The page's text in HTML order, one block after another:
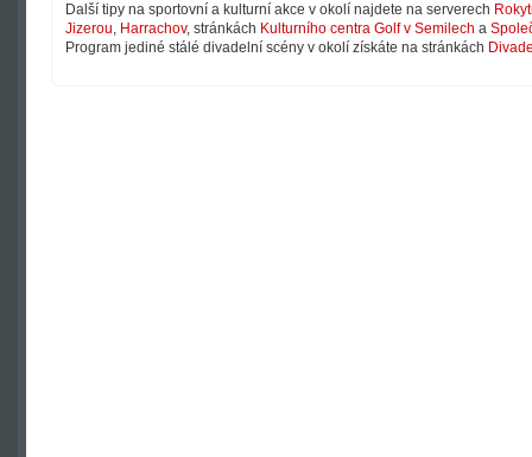
Další tipy na sportovní a kulturní akce v okolí najdete na serverech
Jizerou, Harrachov, stránkách Kulturního centra Golf v Semilech a
Program jediné stálé divadelní scény v okolí získáte na stránkách